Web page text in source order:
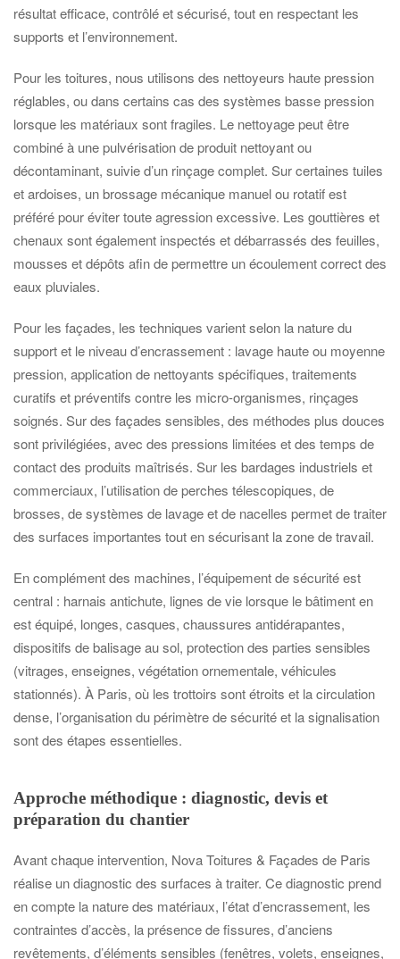
résultat efficace, contrôlé et sécurisé, tout en respectant les
supports et l’environnement.
Pour les toitures, nous utilisons des nettoyeurs haute pression
réglables, ou dans certains cas des systèmes basse pression
lorsque les matériaux sont fragiles. Le nettoyage peut être
combiné à une pulvérisation de produit nettoyant ou
décontaminant, suivie d’un rinçage complet. Sur certaines tuiles
et ardoises, un brossage mécanique manuel ou rotatif est
préféré pour éviter toute agression excessive. Les gouttières et
chenaux sont également inspectés et débarrassés des feuilles,
mousses et dépôts afin de permettre un écoulement correct des
eaux pluviales.
Pour les façades, les techniques varient selon la nature du
support et le niveau d’encrassement : lavage haute ou moyenne
pression, application de nettoyants spécifiques, traitements
curatifs et préventifs contre les micro-organismes, rinçages
soignés. Sur des façades sensibles, des méthodes plus douces
sont privilégiées, avec des pressions limitées et des temps de
contact des produits maîtrisés. Sur les bardages industriels et
commerciaux, l’utilisation de perches télescopiques, de
brosses, de systèmes de lavage et de nacelles permet de traiter
des surfaces importantes tout en sécurisant la zone de travail.
En complément des machines, l’équipement de sécurité est
central : harnais antichute, lignes de vie lorsque le bâtiment en
est équipé, longes, casques, chaussures antidérapantes,
dispositifs de balisage au sol, protection des parties sensibles
(vitrages, enseignes, végétation ornementale, véhicules
stationnés). À Paris, où les trottoirs sont étroits et la circulation
dense, l’organisation du périmètre de sécurité et la signalisation
sont des étapes essentielles.
Approche méthodique : diagnostic, devis et
préparation du chantier
Avant chaque intervention, Nova Toitures & Façades de Paris
réalise un diagnostic des surfaces à traiter. Ce diagnostic prend
en compte la nature des matériaux, l’état d’encrassement, les
contraintes d’accès, la présence de fissures, d’anciens
revêtements, d’éléments sensibles (fenêtres, volets, enseignes,